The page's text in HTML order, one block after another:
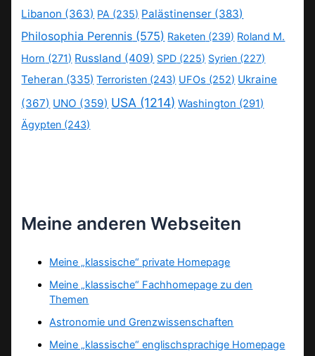
Libanon (363) PA (235) Palästinenser (383)
Philosophia Perennis (575) Raketen (239) Roland M.
Horn (271) Russland (409) SPD (225) Syrien (227)
Teheran (335) Terroristen (243) UFOs (252) Ukraine
(367) UNO (359) USA (1214) Washington (291)
Ägypten (243)
Meine anderen Webseiten
Meine „klassische“ private Homepage
Meine „klassische“ Fachhomepage zu den
Themen
Astronomie und Grenzwissenschaften
Meine „klassische“ englischsprachige Homepage